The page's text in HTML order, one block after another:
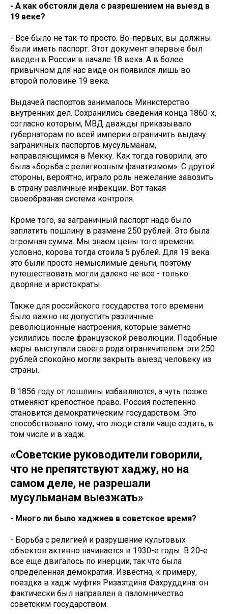
- А как обстояли дела с разрешением на выезд в
19 веке?
- Все было не так-то просто. Во-первых, вы должны
были иметь паспорт. Этот документ впервые был
введен в России в начале 18 века. А в более
привычном для нас виде он появился лишь во
второй половине 19 века.
Выдачей паспортов занималось Министерство
внутренних дел. Сохранились сведения конца 1860-х,
согласно которым, МВД дважды приказывало
губернаторам по всей империи ограничить выдачу
заграничных паспортов мусульманам,
направляющимся в Мекку. Как тогда говорили, это
была «борьба с религиозным фанатизмом». С другой
стороны, вероятно, играло роль нежелание завозить
в страну различные инфекции. Вот такая
своеобразная система контроля.
Кроме того, за заграничный паспорт надо было
заплатить пошлину в размене 250 рублей. Это была
огромная сумма. Мы знаем цены того времени:
условно, корова тогда стоила 5 рублей. Для 19 века
это были просто немыслимые деньги, поэтому
путешествовать могли далеко не все - только
дворяне и аристократы.
Также для российского государства того времени
было важно не допустить различные
революционные настроения, которые заметно
усилились после французской революции. Подобные
меры выступали своего рода ограничителем: эти 250
рублей спокойно могли закрыть выезд человеку из
страны.
В 1856 году от пошлины избавляются, а чуть позже
отменяют крепостное право. Россия постепенно
становится демократическим государством. Это
способствовало тому, что люди стали чаще ездить, в
том числе и в хадж.
«Советские руководители говорили,
что не препятствуют хаджу, но на
самом деле, не разрешали
мусульманам выезжать»
- Много ли было хаджиев в советское время?
- Борьба с религией и разрушение культовых
объектов активно начинается в 1930-е годы. В 20-е
все еще двигалось по инерции, так что была
определенная демократия. Известна, к примеру,
поездка в хадж муфтия Ризаэтдина Фахруддина: он
фактически был направлен в паломничество
советским государством.